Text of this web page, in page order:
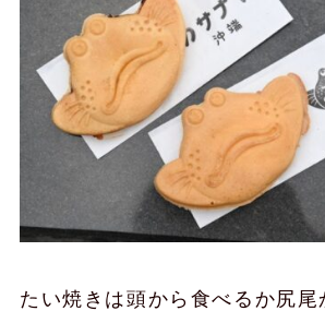
たい焼きは頭から食べるか尻尾